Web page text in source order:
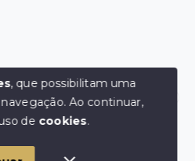
Consultoria de Imóveis -
Corretores Online
, que possibilitam uma
Ao continuar,
de cookies.